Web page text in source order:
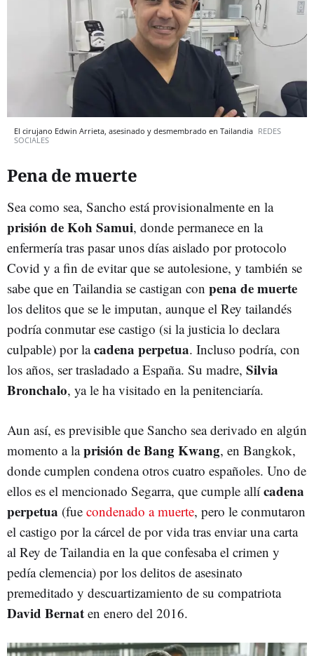
El cirujano Edwin Arrieta, asesinado y desmembrado en Tailandia REDES
SOCIALES
Pena de muerte
Sea como sea, Sancho está provisionalmente en la
prisión de Koh Samui, donde permanece en la
enfermería tras pasar unos días aislado por protocolo
Covid y a fin de evitar que se autolesione, y también se
sabe que en Tailandia se castigan con pena de muerte
los delitos que se le imputan, aunque el Rey tailandés
podría conmutar ese castigo (si la justicia lo declara
culpable) por lacadena perpetua. Incluso podría, con
los años, ser trasladado a España. Su madre, Silvia
Bronchalo, ya le ha visitado en la penitenciaría.
Aun así, es previsible que Sancho sea derivado en algún
momento a laprisión de Bang Kwang, en Bangkok,
donde cumplen condena otros cuatro españoles. Uno de
ellos es el mencionado Segarra, que cumple allícadena
perpetua (fue condenado a muerte, pero le conmutaron
el castigo por la cárcel de por vida tras enviar una carta
al Rey de Tailandia en la que confesaba el crimen y
pedía clemencia) por los delitos de asesinato
premeditado y descuartizamiento de su compatriota
David Bernat en enero del 2016.